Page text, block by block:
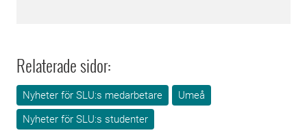
Relaterade sidor:
Nyheter för SLU:s medarbetare
Umeå
Nyheter för SLU:s studenter